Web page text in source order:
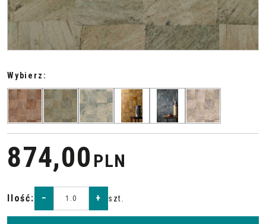
Wybierz:
874,00 PLN
Ilość: − + szt.